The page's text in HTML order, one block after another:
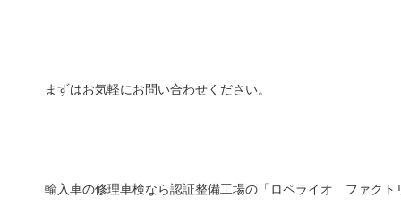
まずはお気軽にお問い合わせください。
輸入車の修理車検なら認証整備工場の「ロペライオ ファクト